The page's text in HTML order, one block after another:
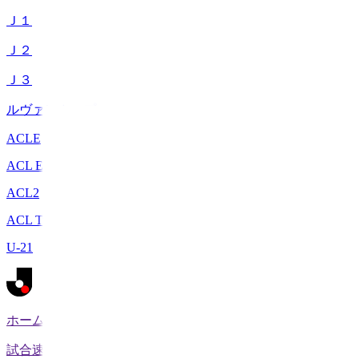
Ｊ１
Ｊ２
Ｊ３
ルヴァンカップ
ACLE
ACL Elite
ACL2
ACL Two
U-21
ホーム
試合速報